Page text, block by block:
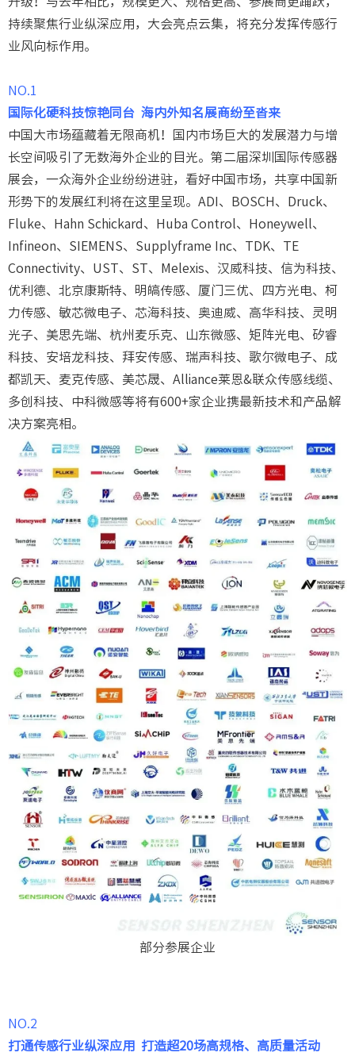
持续聚焦行业纵深应用，大会亮点云集，将充分发挥传感行
业风向标作用。
NO.1
国际化硬科技惊艳同台 海内外知名展商纷至沓来
中国大市场蕴藏着无限商机！国内市场巨大的发展潜力与增
长空间吸引了无数海外企业的目光。第二届深圳国际传感器
展会，一众海外企业纷纷进驻，看好中国市场，共享中国新
形势下的发展红利将在这里呈现。ADI、BOSCH、Druck、
Fluke、Hahn Schickard、Huba Control、Honeywell、
Infineon、SIEMENS、Supplyframe Inc、TDK、TE
Connectivity、UST、ST、Melexis、汉威科技、信为科技、
优利德、北京康斯特、明皜传感、厦门三优、四方光电、柯
力传感、敏芯微电子、芯海科技、奥迪威、高华科技、灵明
光子、美思先端、杭州麦乐克、山东微感、矩阵光电、矽睿
科技、安培龙科技、拜安传感、瑞声科技、歌尔微电子、成
都凯天、麦克传感、美芯晟、Alliance莱恩&联众传感线缆、
多创科技、中科微感等将有600+家企业携最新技术和产品解
决方案亮相。
部分参展企业
NO.2
打通传感行业纵深应用 打造超20场高规格、高质量活动